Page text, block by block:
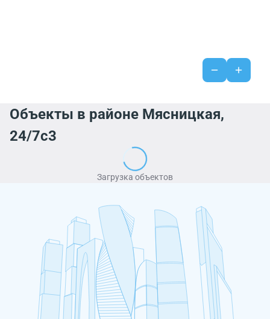
Объекты в районе Мясницкая,
24/7с3
Загрузка объектов